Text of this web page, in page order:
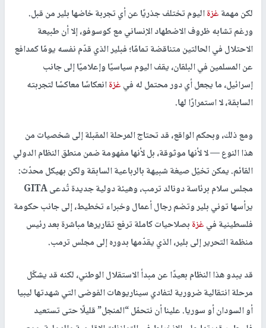
لكن مهمةغزةاليوم تختلف جذريًا عن أي تجربة خاضها بلير من قبل.
ورغم تشابه ظروف الاضطهاد الإنساني مع كوسوفو، إلا أن طبيعة
الاحتلال في الحالتين متناقضة تمامًا؛ فبلير الذي قدّم نفسه يومًا كمدافع
عن المسلمين في البلقان، يقف اليوم سياسيًا وإعلاميًا إلى جانب
إسرائيل، ما يجعل أي دور محتمل له فيغزةانعكاسًا معاكسًا لتجربته
السابقة، لا استمرارًا لها.
ومع ذلك، وبحكم الواقع، قد تحتاج المرحلة المقبلة إلى شخصيات من
هذا النوع — لا لأنها موثوقة، بل لأنها مفهومة ضمن منطق النظام الدولي
القائم. يمكن تخيّل صيغة شبيهة بالرباعية السابقة ولكن بهيكل محدّث:
مجلس سلام برئاسة دونالد ترمب، وهيئة دولية جديدة تُدعى GITA
يرأسها توني بلير وتضم رجال أعمال وخبراء تخطيط، إلى جانب حكومة
فلسطينية فيغزةبصلاحيات كاملة ترفع تقاريرها مباشرة بعد رئيس
منظمة التحرير إلى بلير، الذي يقدّمها بدوره إلى مجلس ترمب.
قد يبدو هذا النظام بعيدًا عن مبدأ الاستقلال الوطني، لكنه قد يشكّل
مرحلة انتقالية ضرورية لتفادي سيناريوهات الفوضى التي شهدتها ليبيا
أو السودان أو سوريا. علينا أن نتحمّل “المنجل” قليلًا حتى تستعيد